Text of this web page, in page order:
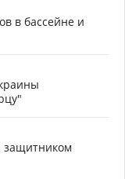
в бассейне и
защитником